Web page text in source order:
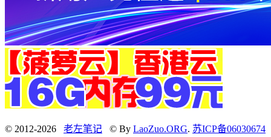
© 2012-2026 老左笔记 © By LaoZuo.ORG. 苏ICP备06030674